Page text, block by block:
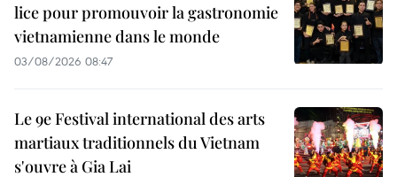
lice pour promouvoir la gastronomie
vietnamienne dans le monde
03/08/2026 08:47
Le 9e Festival international des arts
martiaux traditionnels du Vietnam
s'ouvre à Gia Lai